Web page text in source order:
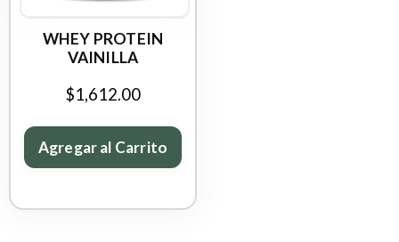
WHEY PROTEIN
VAINILLA
$1,612.00
Agregar al Carrito